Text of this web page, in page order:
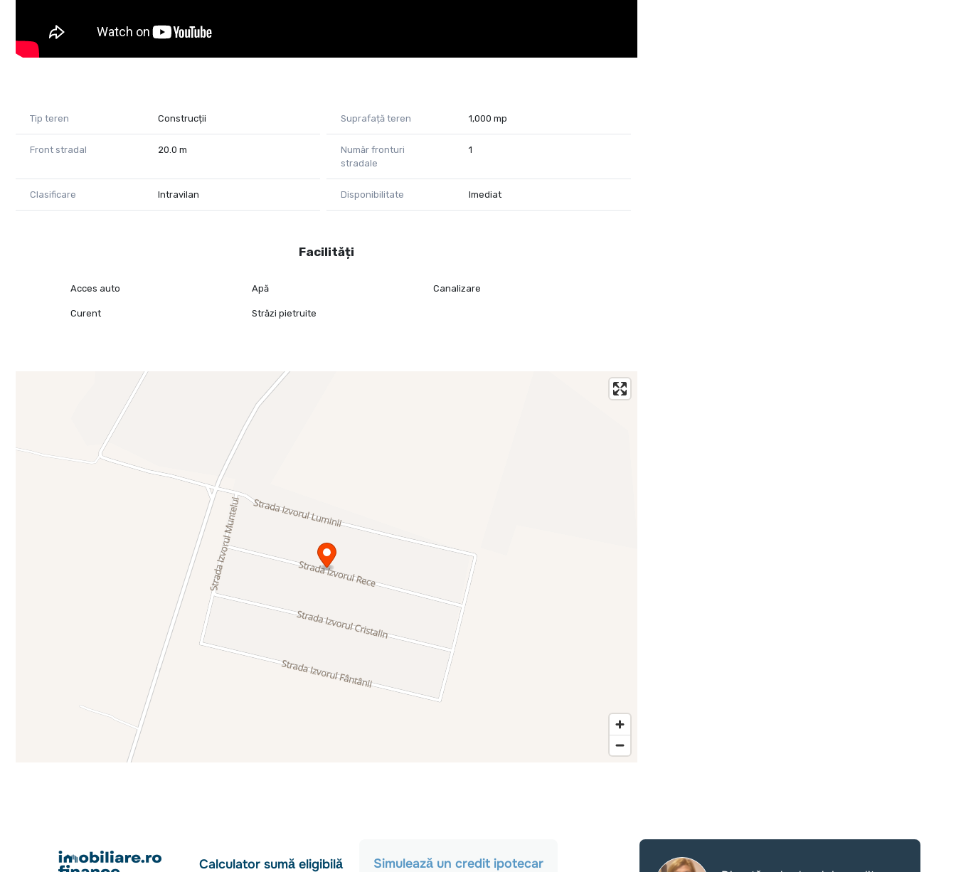
Tip teren Construcții Suprafață teren 1,000 mp
Front stradal 20.0 m
Număr fronturi
stradale
1
Clasificare Intravilan Disponibilitate Imediat
Facilități
Acces auto Apă Canalizare
Curent Străzi pietruite